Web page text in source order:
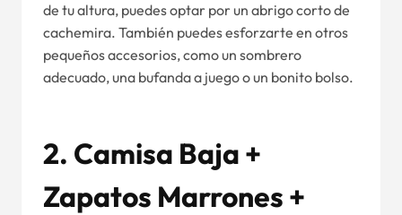
de tu altura, puedes optar por un abrigo corto de
cachemira. También puedes esforzarte en otros
pequeños accesorios, como un sombrero
adecuado, una bufanda a juego o un bonito bolso.
2. Camisa Baja +
Zapatos Marrones +